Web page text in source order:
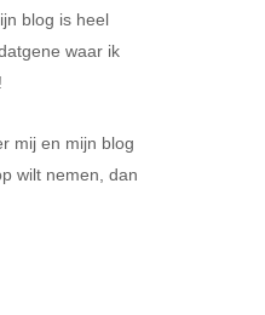
blog is heel
waar ik
mij en mijn blog
wilt nemen, dan